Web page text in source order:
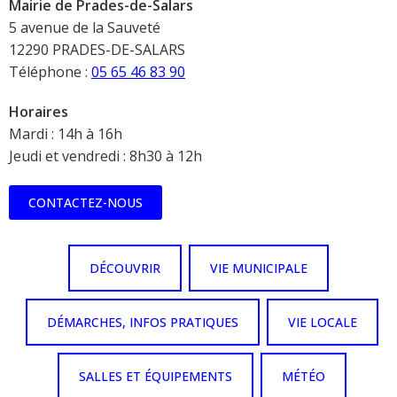
Mairie de Prades-de-Salars
5 avenue de la Sauveté
12290 PRADES-DE-SALARS
Téléphone : 05 65 46 83 90
Horaires
Mardi : 14h à 16h
Jeudi et vendredi : 8h30 à 12h
CONTACTEZ-NOUS
DÉCOUVRIR VIE MUNICIPALE
DÉMARCHES, INFOS PRATIQUES VIE LOCALE
SALLES ET ÉQUIPEMENTS MÉTÉO